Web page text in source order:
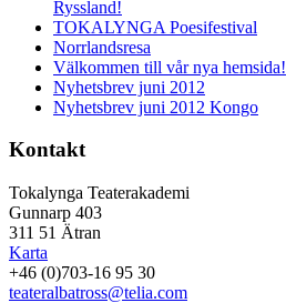
Ryssland!
TOKALYNGA Poesifestival
Norrlandsresa
Välkommen till vår nya hemsida!
Nyhetsbrev juni 2012
Nyhetsbrev juni 2012 Kongo
Kontakt
Tokalynga Teaterakademi
Gunnarp 403
311 51 Ätran
Karta
+46 (0)703-16 95 30
teateralbatross@telia.com